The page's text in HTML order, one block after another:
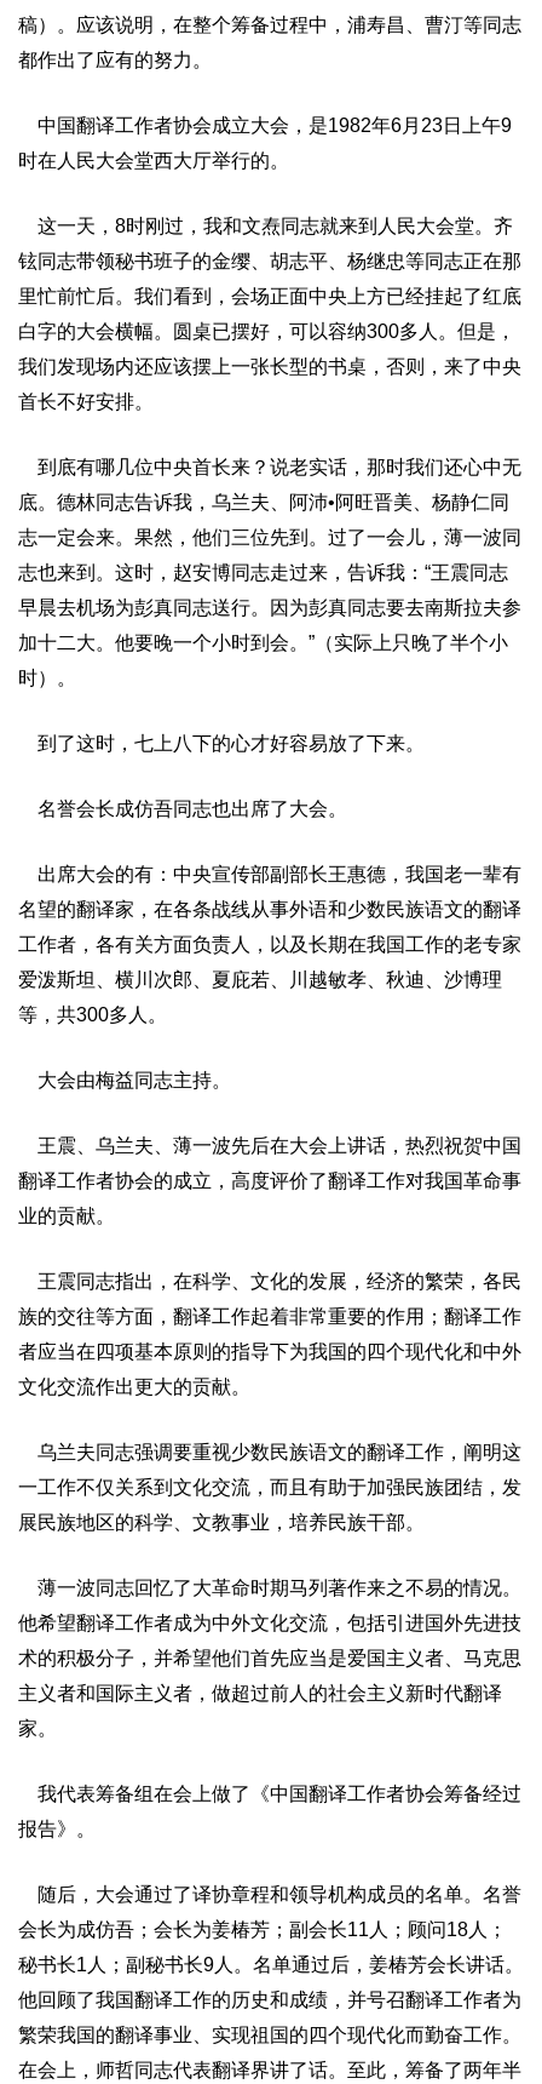
稿）。应该说明，在整个筹备过程中，浦寿昌、曹汀等同志
都作出了应有的努力。
中国翻译工作者协会成立大会，是1982年6月23日上午9
时在人民大会堂西大厅举行的。
这一天，8时刚过，我和文焘同志就来到人民大会堂。齐
铉同志带领秘书班子的金缨、胡志平、杨继忠等同志正在那
里忙前忙后。我们看到，会场正面中央上方已经挂起了红底
白字的大会横幅。圆桌已摆好，可以容纳300多人。但是，
我们发现场内还应该摆上一张长型的书桌，否则，来了中央
首长不好安排。
到底有哪几位中央首长来？说老实话，那时我们还心中无
底。德林同志告诉我，乌兰夫、阿沛•阿旺晋美、杨静仁同
志一定会来。果然，他们三位先到。过了一会儿，薄一波同
志也来到。这时，赵安博同志走过来，告诉我：“王震同志
早晨去机场为彭真同志送行。因为彭真同志要去南斯拉夫参
加十二大。他要晚一个小时到会。”（实际上只晚了半个小
时）。
到了这时，七上八下的心才好容易放了下来。
名誉会长成仿吾同志也出席了大会。
出席大会的有：中央宣传部副部长王惠德，我国老一辈有
名望的翻译家，在各条战线从事外语和少数民族语文的翻译
工作者，各有关方面负责人，以及长期在我国工作的老专家
爱泼斯坦、横川次郎、夏庇若、川越敏孝、秋迪、沙博理
等，共300多人。
大会由梅益同志主持。
王震、乌兰夫、薄一波先后在大会上讲话，热烈祝贺中国
翻译工作者协会的成立，高度评价了翻译工作对我国革命事
业的贡献。
王震同志指出，在科学、文化的发展，经济的繁荣，各民
族的交往等方面，翻译工作起着非常重要的作用；翻译工作
者应当在四项基本原则的指导下为我国的四个现代化和中外
文化交流作出更大的贡献。
乌兰夫同志强调要重视少数民族语文的翻译工作，阐明这
一工作不仅关系到文化交流，而且有助于加强民族团结，发
展民族地区的科学、文教事业，培养民族干部。
薄一波同志回忆了大革命时期马列著作来之不易的情况。
他希望翻译工作者成为中外文化交流，包括引进国外先进技
术的积极分子，并希望他们首先应当是爱国主义者、马克思
主义者和国际主义者，做超过前人的社会主义新时代翻译
家。
我代表筹备组在会上做了《中国翻译工作者协会筹备经过
报告》。
随后，大会通过了译协章程和领导机构成员的名单。名誉
会长为成仿吾；会长为姜椿芳；副会长11人；顾问18人；
秘书长1人；副秘书长9人。名单通过后，姜椿芳会长讲话。
他回顾了我国翻译工作的历史和成绩，并号召翻译工作者为
繁荣我国的翻译事业、实现祖国的四个现代化而勤奋工作。
在会上，师哲同志代表翻译界讲了话。至此，筹备了两年半